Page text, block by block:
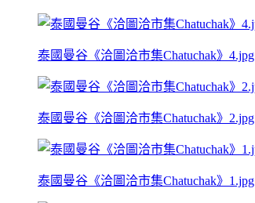
泰國曼谷《洽圖洽市集Chatuchak》4.jpg
泰國曼谷《洽圖洽市集Chatuchak》2.jpg
泰國曼谷《洽圖洽市集Chatuchak》1.jpg